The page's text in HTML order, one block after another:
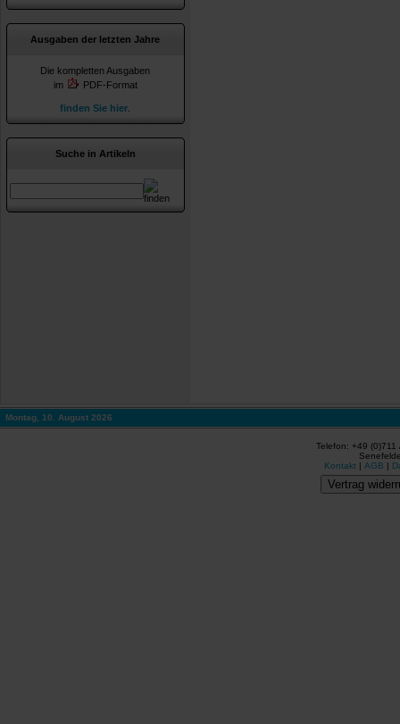
Ausgaben der letzten Jahre
Die kompletten Ausgaben
im
PDF-Format
finden Sie hier
Suche in Artikeln
Montag, 10. August 2026
Telefon: +49
Kontakt | AGB |
Vertrag